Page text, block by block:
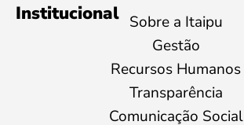
Institucional Sobre a Itaipu
Gestão
Recursos Humanos
Transparência
Comunicação Social